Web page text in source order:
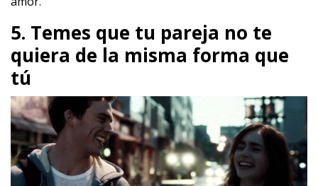
5. Temes que tu pareja no te
quiera de la misma forma que
tú